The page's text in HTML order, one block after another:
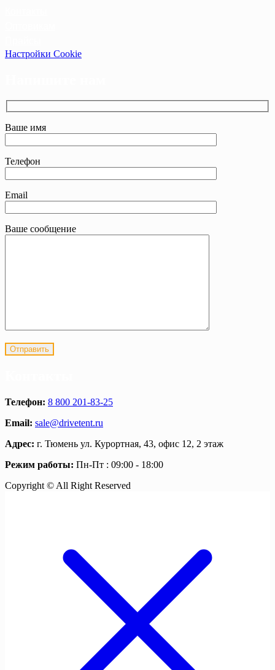
Настройки Cookie
Ваше имя
Телефон
Email
Ваше сообщение
Телефон: 8 800 201-83-25
Email: sale@drivetent.ru
Адрес: г. Тюмень ул. Курортная, 43, офис 12, 2 этаж
Режим работы: Пн-Пт : 09:00 - 18:00
Copyright © All Right Reserved